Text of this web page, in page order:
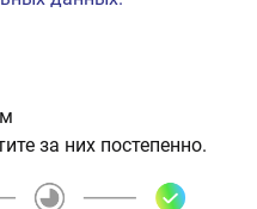
за них постепенно.